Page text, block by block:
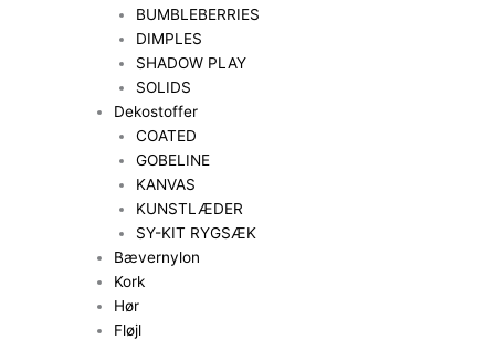
BUMBLEBERRIES
DIMPLES
SHADOW PLAY
SOLIDS
Dekostoffer
COATED
GOBELINE
KANVAS
KUNSTLÆDER
SY-KIT RYGSÆK
Bævernylon
Kork
Hør
Fløjl